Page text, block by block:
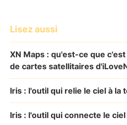
Lisez aussi
XN Maps : qu'est-ce que
de cartes satellitaires
Iris : l'outil qui relie le ciel à la
Iris : l'outil qui connecte le